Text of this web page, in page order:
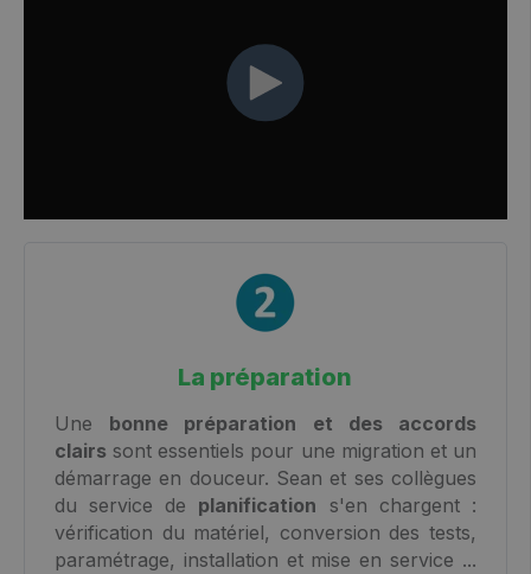
La préparation
Une bonne préparation et des accords
clairs sont essentiels pour une migration et un
démarrage en douceur. Sean et ses collègues
du service de planification s'en chargent :
vérification du matériel, conversion des tests,
paramétrage, installation et mise en service ...